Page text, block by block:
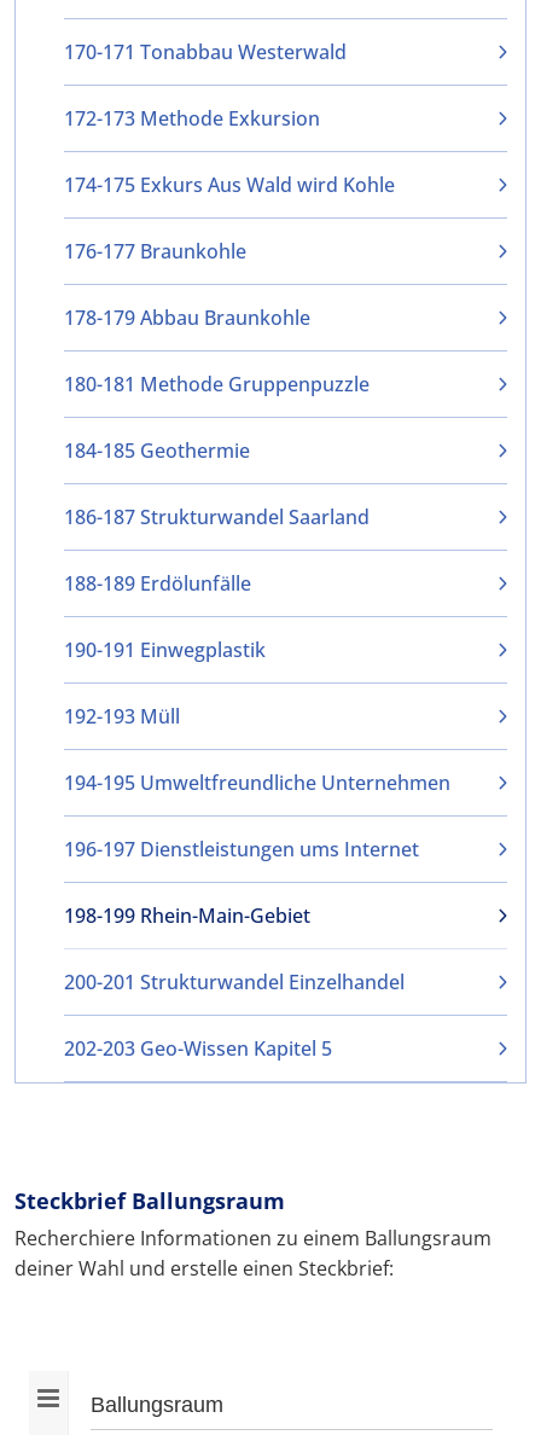
170-171 Tonabbau Westerwald
172-173 Methode Exkursion
174-175 Exkurs Aus Wald wird Kohle
176-177 Braunkohle
178-179 Abbau Braunkohle
180-181 Methode Gruppenpuzzle
184-185 Geothermie
186-187 Strukturwandel Saarland
188-189 Erdölunfälle
190-191 Einwegplastik
192-193 Müll
194-195 Umweltfreundliche Unternehmen
196-197 Dienstleistungen ums Internet
198-199 Rhein-Main-Gebiet
200-201 Strukturwandel Einzelhandel
202-203 Geo-Wissen Kapitel 5
Steckbrief Ballungsraum
Recherchiere Informationen zu einem Ballungsraum
deiner Wahl und erstelle einen Steckbrief: